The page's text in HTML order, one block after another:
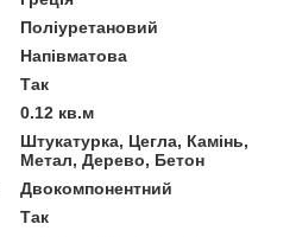
Поліуретановий
Напівматова
Так
0.12 кв.м
Штукатурка, Цегла, Камінь,
Метал, Дерево, Бетон
Двокомпонентний
Так